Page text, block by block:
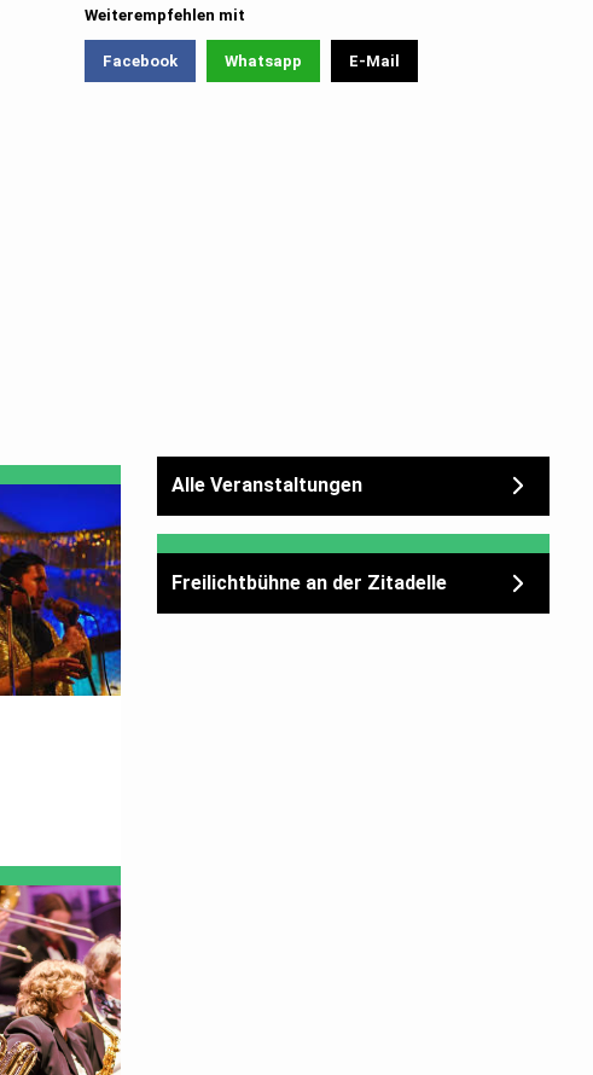
Weiterempfehlen mit
Facebook Whatsapp E-Mail
Alle Veranstaltungen
Freilichtbühne an der Zitadelle